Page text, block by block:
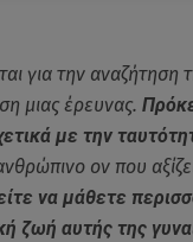
για την
μιας έρευνας.
με την
ον που
να μάθετε
ζωή αυτής της